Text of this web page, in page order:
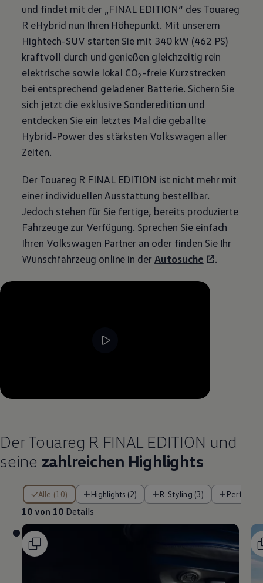
und findet mit der „FINAL EDITION“ des Touareg
R eHybrid nun Ihren Höhepunkt. Mit unserem
Hightech-SUV starten Sie mit 340 kW (462 PS)
kraftvoll durch und genießen gleichzeitig rein
elektrische sowie lokal CO2 -freie Kurzstrecken
bei entsprechend geladener Batterie. Sichern Sie
sich jetzt die exklusive Sonderedition und
entdecken Sie ein letztes Mal die geballte
Hybrid-Power des stärksten Volkswagen aller
Zeiten.
Der Touareg R FINAL EDITION ist nicht mehr mit
einer individuellen Ausstattung bestellbar.
Jedoch stehen für Sie fertige, bereits produzierte
Fahrzeuge zur Verfügung. Sprechen Sie einfach
Ihren Volkswagen Partner an oder finden Sie Ihr
Wunschfahrzeug online in derAutosuche .
DerTouareg R FINAL EDITION und
seine zahlreichen Highlights
Alle (10) Highlights (2) R-Styling (3)
10 von 10 Details
10 von 10 Details